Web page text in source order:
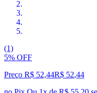
(1)
5% OFF
Preço R$ 52,44R$ 52,44